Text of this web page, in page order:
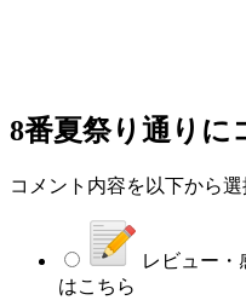
8番夏祭り通り に
コメント内容を以下から
レビュー・
はこちら